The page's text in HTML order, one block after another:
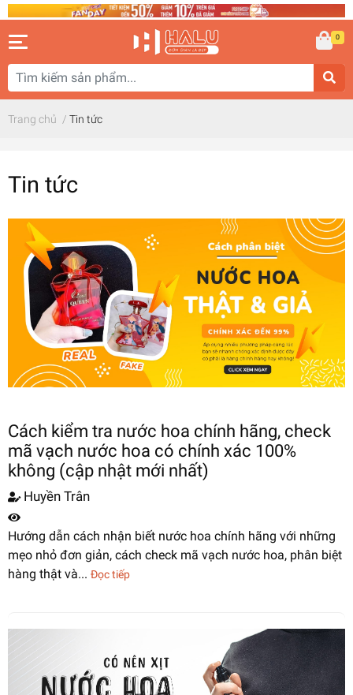
0
Trang chủ / Tin tức
Tin tức
Cách kiểm tra nước hoa chính hãng, check
mã vạch nước hoa có chính xác 100%
không (cập nhật mới nhất)
Huyền Trân
Hướng dẫn cách nhận biết nước hoa chính hãng với những
mẹo nhỏ đơn giản, cách check mã vạch nước hoa, phân biệt
hàng thật và... Đọc tiếp